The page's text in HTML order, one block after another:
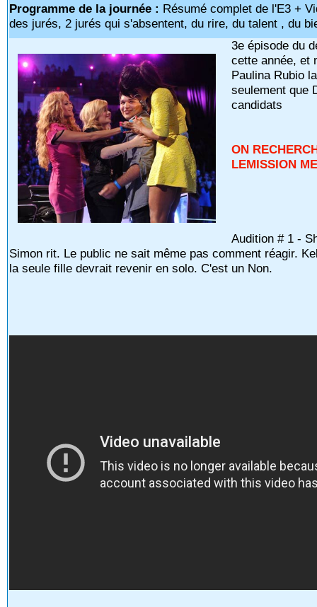
Programme de la journée : Résumé complet de l'E3 +
des jurés, 2 jurés qui s'absentent, du rire, du talent , du
3e épisode du
cette année, et
Paulina Rubio
seulement que
candidats
ON
LEMISSION
Audition # 1 -
Simon rit. Le public ne sait même pas comment réagir.
la seule fille devrait revenir en solo. C'est un Non.